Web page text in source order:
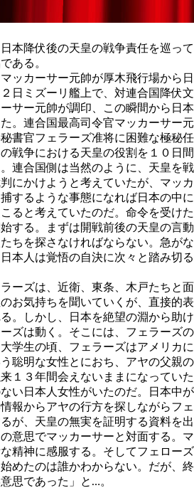
本降伏後の天皇の戦争責任を巡って
ある。
ッカーサー元帥が厚木飛行場から日
日ミズーリ艦上で、対連合国降伏文
サー元帥が調印、この瞬間から日本
。連合国最高司令官マッカーサー元
書官フェラーズ准将に困難な極秘任
戦争における天皇の役割を１０日間
連合国側は当然のように、天皇を戦
にかけようと考えていたが、マッカ
するような事態になれば日本の中に
ると考えていたのだ。命令を受けた
する。まずは開戦前後の天皇の言動
ちを探さなければならない。急がな
本人は覚悟の自決に次々と踏み切る
ーズは、近衛、東条、木戸たちと面
お気持ちを聞いていくが、直接的表
。しかし、日本を絶望の淵から助け
ズは動く。そこには、フェラーズの
学生の頃、フェラーズはアメリカに
聡明な女性とにおち、アヤの父親の
１３年間会えないままになっていた
い日本人女性がいたのだ。日本中が
報からアヤの行方を探しながらフェ
が、天皇の無実を証明する資料を出
意思でマッカーサーと対面する。マ
精神に感服する。そしてフェローズ
めたのは誰かわからない。だが、終
思であった」と…。